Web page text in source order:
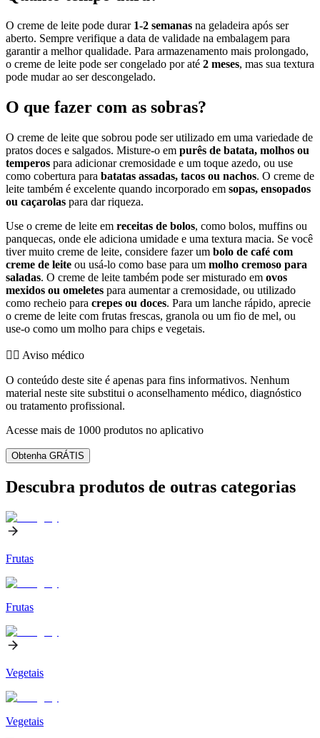
O creme de leite pode durar 1-2 semanas na geladeira após ser
aberto. Sempre verifique a data de validade na embalagem para
garantir a melhor qualidade. Para armazenamento mais prolongado,
o creme de leite pode ser congelado por até 2 meses, mas sua textura
pode mudar ao ser descongelado.
O que fazer com as sobras?
O creme de leite que sobrou pode ser utilizado em uma variedade de
pratos doces e salgados. Misture-o em purês de batata, molhos ou
temperos para adicionar cremosidade e um toque azedo, ou use
como cobertura para batatas assadas, tacos ou nachos. O creme de
leite também é excelente quando incorporado em sopas, ensopados
ou caçarolas para dar riqueza.
Use o creme de leite em receitas de bolos, como bolos, muffins ou
panquecas, onde ele adiciona umidade e uma textura macia. Se você
tiver muito creme de leite, considere fazer um bolo de café com
creme de leite ou usá-lo como base para um molho cremoso para
saladas. O creme de leite também pode ser misturado em ovos
mexidos ou omeletes para aumentar a cremosidade, ou utilizado
como recheio para crepes ou doces. Para um lanche rápido, aprecie
o creme de leite com frutas frescas, granola ou um fio de mel, ou
use-o como um molho para chips e vegetais.
👨‍⚕️️ Aviso médico
O conteúdo deste site é apenas para fins informativos. Nenhum
material neste site substitui o aconselhamento médico, diagnóstico
ou tratamento profissional.
Acesse mais de 1000 produtos no aplicativo
Obtenha GRÁTIS
Descubra produtos de outras categorias
Frutas
Frutas
Vegetais
Vegetais